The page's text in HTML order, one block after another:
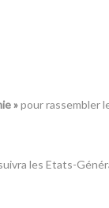
»pour rassembler
les Etats-